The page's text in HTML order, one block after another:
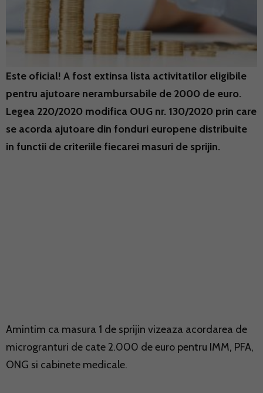
Este oficial! A fost extinsa lista activitatilor eligibile
pentru ajutoare nerambursabile de 2000 de euro.
Legea 220/2020 modifica OUG nr. 130/2020 prin care
se acorda ajutoare din fonduri europene distribuite
in functii de criteriile fiecarei masuri de sprijin.
Amintim ca masura 1 de sprijin vizeaza acordarea de
microgranturi de cate 2.000 de euro pentru IMM, PFA,
ONG si cabinete medicale.